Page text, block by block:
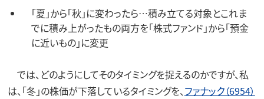
｢夏｣から｢秋｣に変わったら…積み立てる対象とこれま
でに積み上がったもの両方を「株式ファンド」から「預金
に近いもの」に変更
では、どのようにしてそのタイミングを捉えるのかですが、私
は、「冬」の株価が下落しているタイミングを、ファナック（6954）